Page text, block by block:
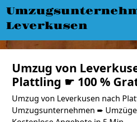
Leverkusen
Umzug von
Plattling ☛ 100 %
Umzug von Leverkusen nach
Umzugsunternehmen ➨ Umzüge